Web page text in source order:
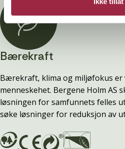
Bærekraft
Bærekraft, klima og miljøfokus
menneskehet. Bergene Holm AS
løsningen for samfunnets felles
søke løsninger for reduksjon av